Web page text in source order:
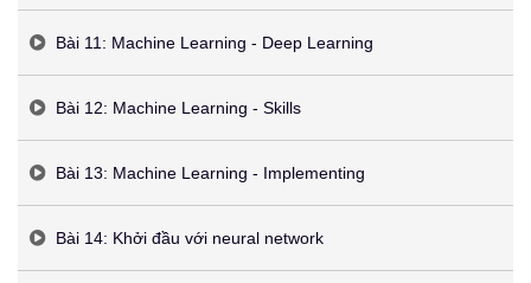
Bài 11: Machine Learning - Deep Learning
Bài 12: Machine Learning - Skills
Bài 13: Machine Learning - Implementing
Bài 14: Khởi đầu với neural network